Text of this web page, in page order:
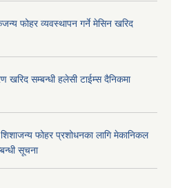
फोहर व्यवस्थापन गर्ने मेसिन खरिद
खरिद सम्बन्धी हलेसी टाईम्स दैनिकमा
शिशाजन्य फोहर प्रशोधनका लागि मेकानिकल
सूचना